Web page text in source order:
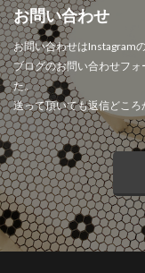
お問い合わせ
お問い合わせはInstagram
ブログのお問い合わせフ
た。
送って頂いても返信どころ